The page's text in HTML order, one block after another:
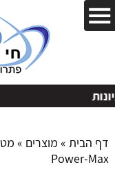
דף הבית» מוצרים »
Power-Max